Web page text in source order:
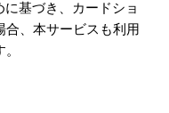
基づき、カードショ
合、本サービスも利用